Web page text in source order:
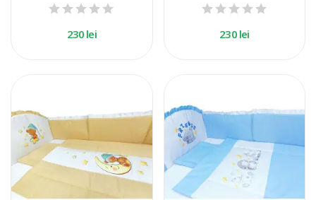
230 lei 230 lei